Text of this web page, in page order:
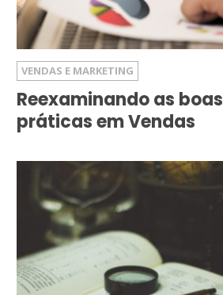
VENDAS E MARKETING
Reexaminando as boas
práticas em Vendas